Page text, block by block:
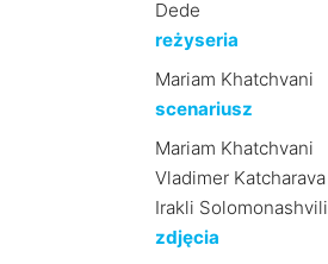
Dede
reżyseria
Mariam Khatchvani
scenariusz
Mariam Khatchvani
Vladimer Katcharava
Irakli Solomonashvili
zdjęcia